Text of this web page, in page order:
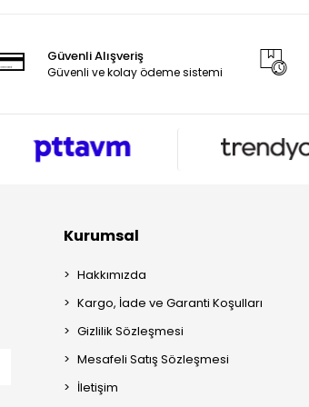
Güvenli Alışveriş
Güvenli ve kolay ödeme sistemi
Kurumsal
Hakkımızda
Kargo, İade ve Garanti Koşulları
Gizlilik Sözleşmesi
Mesafeli Satış Sözleşmesi
İletişim